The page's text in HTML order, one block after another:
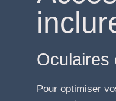
Oculaires
Pour optimiser